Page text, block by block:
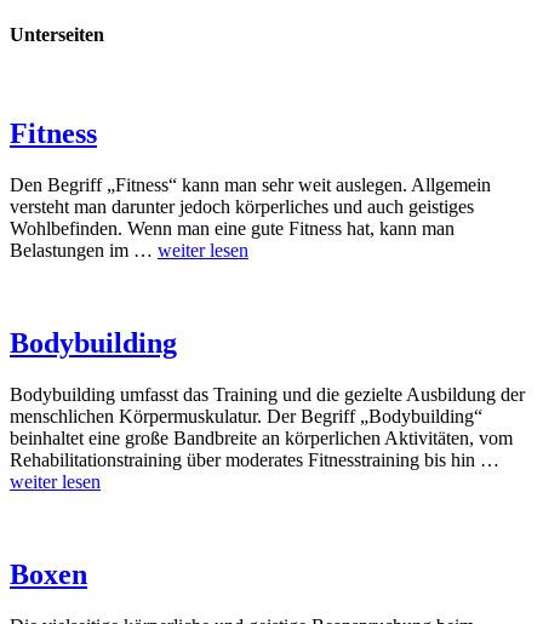
Unterseiten
Fitness
Den Begriff „Fitness“ kann man sehr weit auslegen. Allgemein
versteht man darunter jedoch körperliches und auch geistiges
Wohlbefinden. Wenn man eine gute Fitness hat, kann man
Belastungen im … weiter lesen
Bodybuilding
Bodybuilding umfasst das Training und die gezielte Ausbildung der
menschlichen Körpermuskulatur. Der Begriff „Bodybuilding“
beinhaltet eine große Bandbreite an körperlichen Aktivitäten, vom
Rehabilitationstraining über moderates Fitnesstraining bis hin …
weiter lesen
Boxen